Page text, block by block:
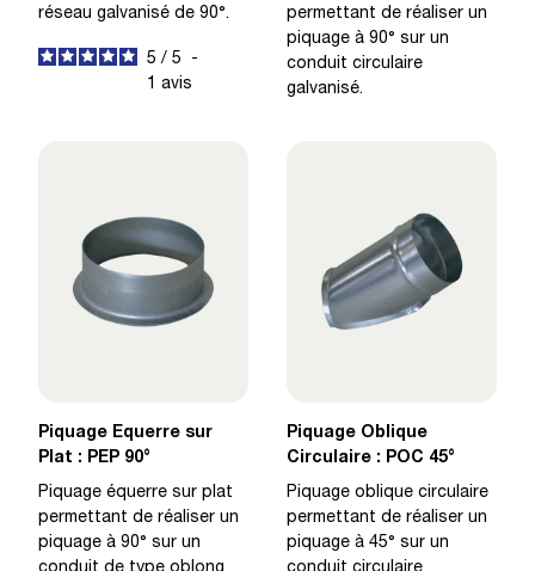
réseau galvanisé de 90°.
5 / 5
-
1 avis
permettant de réaliser un
piquage à 90° sur un
conduit circulaire
galvanisé.
Piquage Equerre sur
Plat : PEP 90°
Piquage équerre sur plat
permettant de réaliser un
piquage à 90° sur un
Piquage Oblique
Circulaire : POC 45°
Piquage oblique circulaire
permettant de réaliser un
piquage à 45° sur un